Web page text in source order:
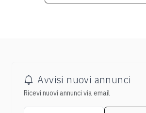
Avvisi nuovi annunci
Ricevi nuovi annunci via email